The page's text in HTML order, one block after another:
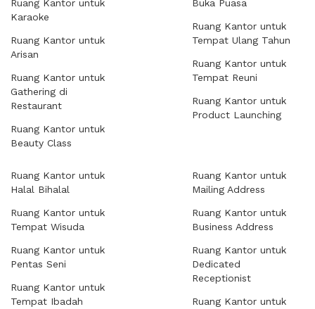
Ruang Kantor untuk
Karaoke
Ruang Kantor untuk
Arisan
Ruang Kantor untuk
Gathering di
Restaurant
Ruang Kantor untuk
Beauty Class
Buka Puasa
Ruang Kantor untuk
Tempat Ulang Tahun
Ruang Kantor untuk
Tempat Reuni
Ruang Kantor untuk
Product Launching
Ruang Kantor untuk
Halal Bihalal
Ruang Kantor untuk
Tempat Wisuda
Ruang Kantor untuk
Pentas Seni
Ruang Kantor untuk
Tempat Ibadah
Ruang Kantor untuk
Mailing Address
Ruang Kantor untuk
Business Address
Ruang Kantor untuk
Dedicated
Receptionist
Ruang Kantor untuk